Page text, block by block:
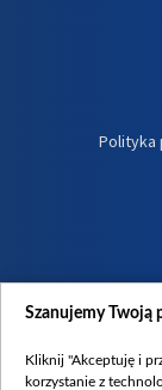
Polityka
Szanujemy Twoją
Kliknij "Akceptuję i
korzystanie z